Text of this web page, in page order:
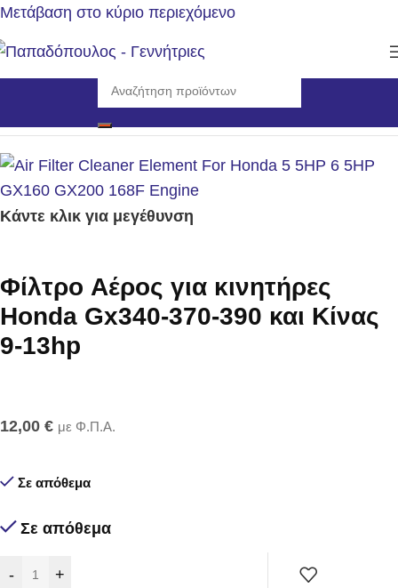
Μετάβαση στο κύριο περιεχόμενο
Αρχική σελίδα/Αναλώσιμα - Ανταλλακτικά/Φίλτρα Αέρος
Κάντε κλικ για μεγέθυνση
Φίλτρo Αέρος για κινητήρες
Ηonda Gx340-370-390 και Κίνας
9-13hp
12,00 € με Φ.Π.Α.
Σε απόθεμα
Σε απόθεμα
- +